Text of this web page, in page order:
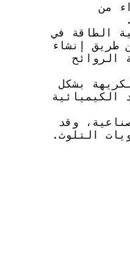
من
الطاقة في
طريق إنشاء
الروائح
بشكل
الكيميائية
وقد
التلوث.